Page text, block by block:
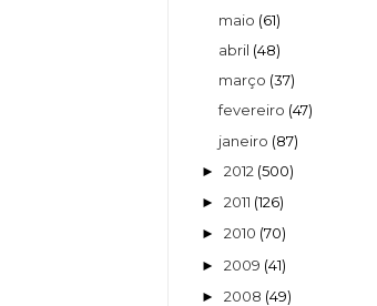
maio (61)
abril (48)
março (37)
fevereiro (47)
janeiro (87)
► 2012 (500)
► 2011 (126)
► 2010 (70)
► 2009 (41)
► 2008 (49)